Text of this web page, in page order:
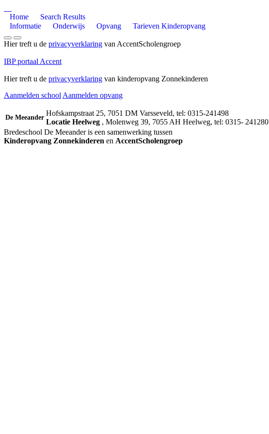
Home
Search Results
Informatie
Onderwijs Opvang Tarieven Kinderopvang
Hier treft u de privacyverklaring van AccentScholengroep
IBP portaal Accent
Hier treft u de privacyverklaring van kinderopvang Zonnekinderen
Aanmelden school Aanmelden opvang
De Meeander
Hofskampstraat 25, 7051 DM Varsseveld, tel: 0315-241498
Locatie Heelweg , Molenweg 39, 7055 AH Heelweg, tel: 0315- 241280
Bredeschool De Meeander is een samenwerking tussen
Kinderopvang Zonnekinderen en AccentScholengroep